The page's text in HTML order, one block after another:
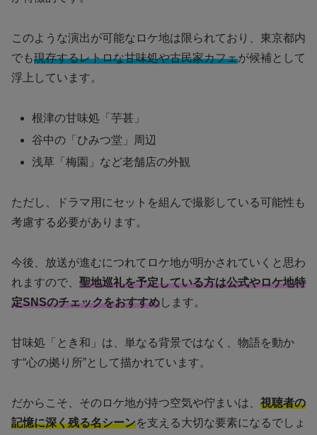
このような演出が可能なロケ地は限られており、東京都内
でも現存するレトロな甘味処や古民家カフェが候補として
浮上しています。
根津の甘味処「芋甚」
谷中の「ひみつ堂」周辺
浅草「梅園」など老舗店の外観
ただし、ドラマ用にセットを組んで撮影している可能性も
考慮する必要があります。
今後、放送が進むにつれてロケ地が明かされていくと思わ
れますので、 聖地巡礼を予定している方は公式やロケ地特
定SNSのチェックをおすすめします。
甘味処「とき和」は、単なる背景ではなく、物語を動か
す“心の拠り所”として描かれています。
だからこそ、そのロケ地が持つ空気や佇まいは、 視聴者の
記憶に深く残る名シーンを支える大切な要素になるでしょ